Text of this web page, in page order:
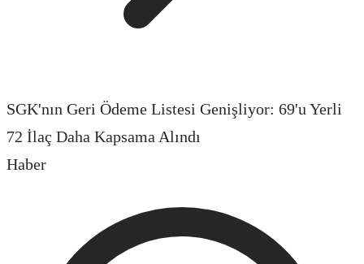
SGK'nın Geri Ödeme Listesi Genişliyor: 69'u Yerli
72 İlaç Daha Kapsama Alındı
Haber